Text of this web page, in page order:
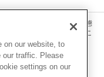
・動画・音声等を、手段や形態
転載、ファイル化などするこ
い場合があります。
場合があります。
on our website, to
our traffic. Please
settings on our